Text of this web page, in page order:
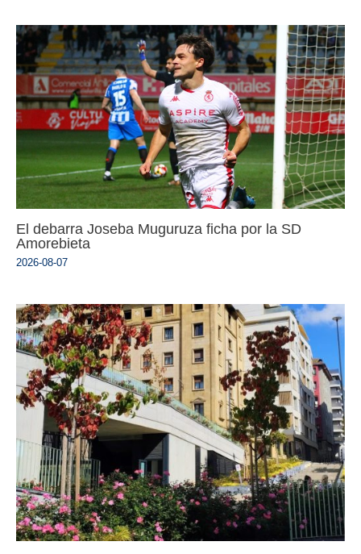
El debarra Joseba Muguruza ficha por la SD
Amorebieta
2026-08-07